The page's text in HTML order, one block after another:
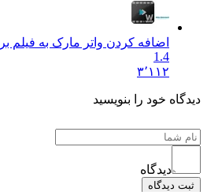
اضافه کردن واتر مارک به فیلم
1.4
۳٬۱۱۲
دیدگاه خود را بنویسید
دیدگاه
ثبت دیدگاه